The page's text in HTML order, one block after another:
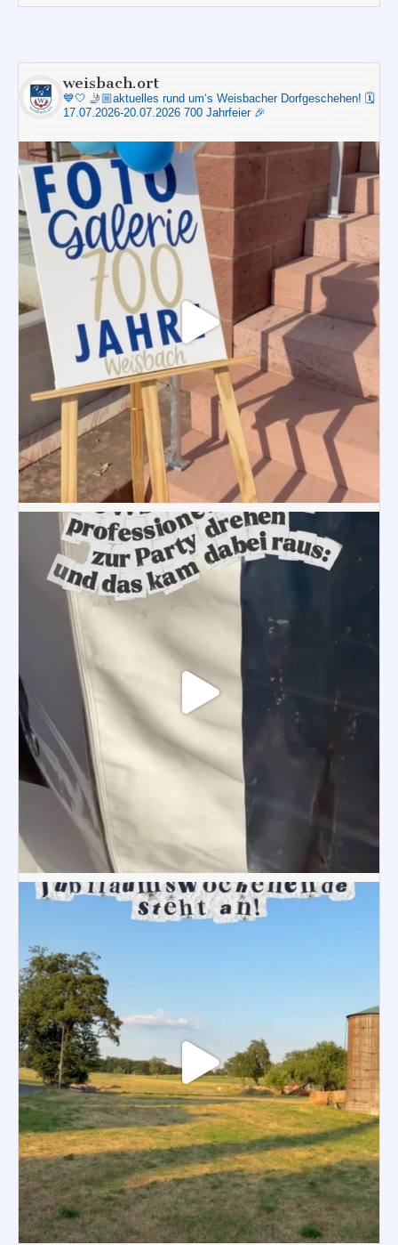
weisbach.ort
💙🤍 🤳🏼aktuelles rund um‘s Weisbacher Dorfgeschehen! 🗓️
17.07.2026-20.07.2026 700 Jahrfeier 🎉